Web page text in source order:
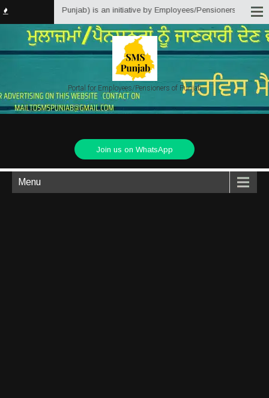
Solutions Punjab) is an initiative by Employees/Pensioners of Punjab
Portal for Employees/Pensioners of Punjab
Join us on WhatsApp
Menu